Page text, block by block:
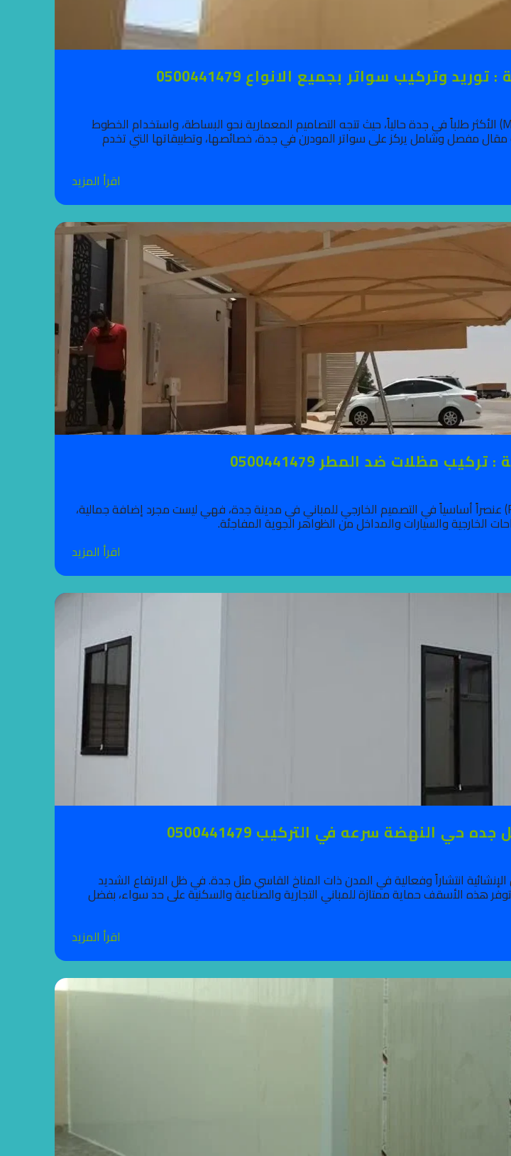
وتركيب سواتر بجميع الانواع 0500441479
تُعد سواتر مودرن (Modern Privacy Screens) الأكثر طلباً في جدة حالياً، حيث تتجه التصاميم المعمارية نحو البساطة، واستخدام الخطوط
مقال مفصل وشامل يركز على سواتر المودرن في جدة، خصائصها، وتطبيقاتها التي تخدم
اقرأ المزيد
مظلات ضد المطر 0500441479
تُعد مظلات المطر (Rain Shades/Canopies) عنصراً أساسياً في التصميم الخارجي للمباني في مدينة جدة، فهي ليست مجرد إضافة جمالية،
والسيارات والمداخل من الظواهر الجوية المفاجئة.
اقرأ المزيد
النهضة سرعه في التركيب 0500441479
انتشاراً وفعالية في المدن ذات المناخ القاسي مثل جدة. في ظل الارتفاع الشديد
توفر هذه الأسقف حماية ممتازة للمباني التجارية والصناعية والسكنية على حد سواء، بفضل
اقرأ المزيد